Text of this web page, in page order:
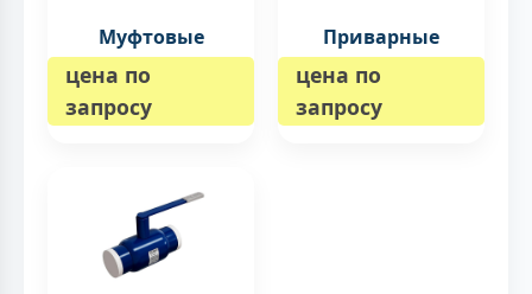
Муфтовые
цена по
запросу
Приварные
цена по
запросу